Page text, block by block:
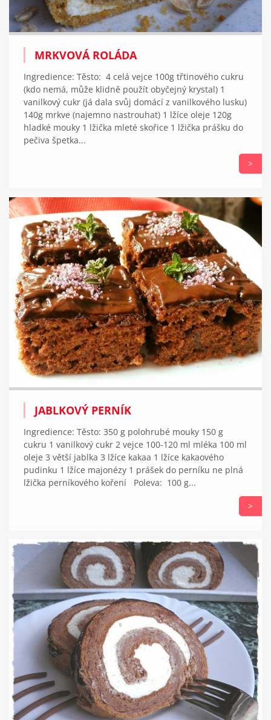
MRKVOVÁ ROLÁDA
Ingredience: Těsto: 4 celá vejce 100g třtinového cukru
(kdo nemá, může klidně použít obyčejný krystal) 1
vanilkový cukr (já dala svůj domácí z vanilkového lusku)
140g mrkve (najemno nastrouhat) 1 lžíce oleje 120g
hladké mouky 1 lžička mleté skořice 1 lžička prášku do
pečiva špetka...
>
JABLKOVÝ PERNÍK
Ingredience: Těsto: 350 g polohrubé mouky 150 g
cukru 1 vanilkový cukr 2 vejce 100-120 ml mléka 100 ml
oleje 3 větší jablka 3 lžíce kakaa 1 lžíce kakaového
pudinku 1 lžíce majonézy 1 prášek do perníku ne plná
lžička perníkového koření Poleva: 100 g...
>